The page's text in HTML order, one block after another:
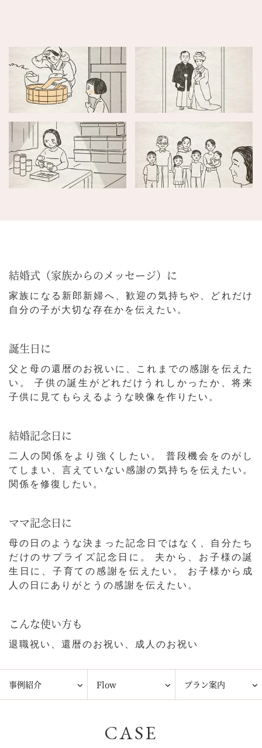
結婚式（家族からのメッセージ）に
家族になる新郎新婦へ、歓迎の気持ちや、どれだけ
自分の子が大切な存在かを伝えたい。
誕生日に
父と母の還暦のお祝いに、これまでの感謝を伝えた
い。 子供の誕生がどれだけうれしかったか、将来
子供に見てもらえるような映像を作りたい。
結婚記念日に
二人の関係をより強くしたい。 普段機会をのがし
てしまい、言えていない感謝の気持ちを伝えたい。
関係を修復したい。
ママ記念日に
母の日のような決まった記念日ではなく、自分たち
だけのサプライズ記念日に。 夫から、お子様の誕
生日に、子育ての感謝を伝えたい。 お子様から成
人の日にありがとうの感謝を伝えたい。
こんな使い方も
退職祝い、還暦のお祝い、成人のお祝い
事例紹介 Flow プラン案内
CASE